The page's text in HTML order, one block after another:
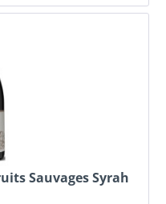
Sauvages Syrah